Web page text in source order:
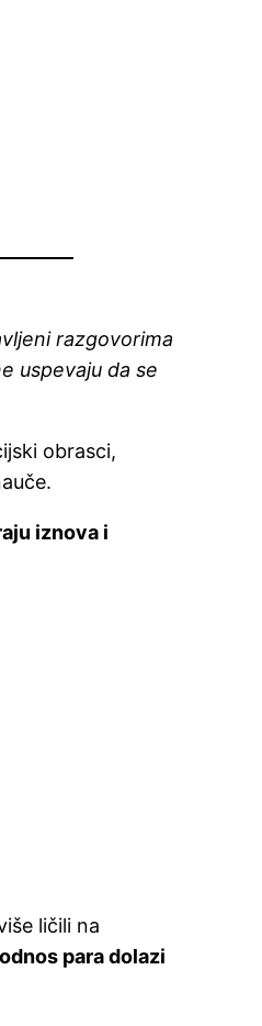
razgovorima
uspevaju da se
obrasci,
iznova i
ličili na
para dolazi